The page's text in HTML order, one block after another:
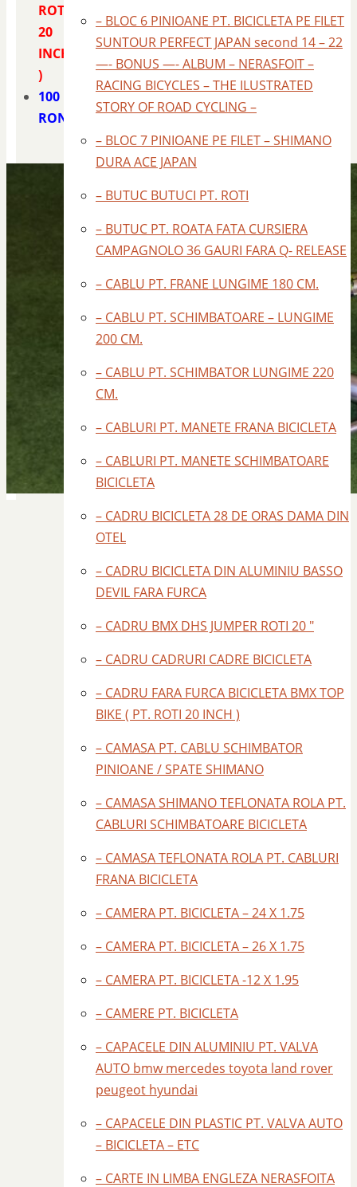
ROTI
20
INCH
)
100
RON
– BLOC 6 PINIOANE PT. BICICLETA PE FILET
SUNTOUR PERFECT JAPAN second 14 – 22
—- BONUS —- ALBUM – NERASFOIT –
RACING BICYCLES – THE ILUSTRATED
STORY OF ROAD CYCLING –
– BLOC 7 PINIOANE PE FILET – SHIMANO
DURA ACE JAPAN
– BUTUC BUTUCI PT. ROTI
– BUTUC PT. ROATA FATA CURSIERA
CAMPAGNOLO 36 GAURI FARA Q- RELEASE
– CABLU PT. FRANE LUNGIME 180 CM.
– CABLU PT. SCHIMBATOARE – LUNGIME
200 CM.
– CABLU PT. SCHIMBATOR LUNGIME 220
CM.
– CABLURI PT. MANETE FRANA BICICLETA
– CABLURI PT. MANETE SCHIMBATOARE
BICICLETA
– CADRU BICICLETA 28 DE ORAS DAMA DIN
OTEL
– CADRU BICICLETA DIN ALUMINIU BASSO
DEVIL FARA FURCA
– CADRU BMX DHS JUMPER ROTI 20 "
– CADRU CADRURI CADRE BICICLETA
– CADRU FARA FURCA BICICLETA BMX TOP
BIKE ( PT. ROTI 20 INCH )
– CAMASA PT. CABLU SCHIMBATOR
PINIOANE / SPATE SHIMANO
– CAMASA SHIMANO TEFLONATA ROLA PT.
CABLURI SCHIMBATOARE BICICLETA
– CAMASA TEFLONATA ROLA PT. CABLURI
FRANA BICICLETA
– CAMERA PT. BICICLETA – 24 X 1.75
– CAMERA PT. BICICLETA – 26 X 1.75
– CAMERA PT. BICICLETA -12 X 1.95
– CAMERE PT. BICICLETA
– CAPACELE DIN ALUMINIU PT. VALVA
AUTO bmw mercedes toyota land rover
peugeot hyundai
– CAPACELE DIN PLASTIC PT. VALVA AUTO
– BICICLETA – ETC
– CARTE IN LIMBA ENGLEZA NERASFOITA